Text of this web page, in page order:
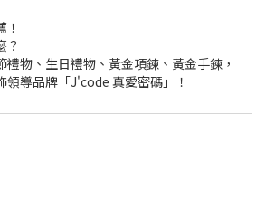
？
物、生日禮物、黃金項鍊、黃金手鍊，
導品牌「J'code 真愛密碼」！